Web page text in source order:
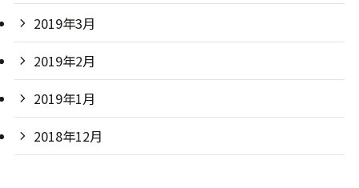
2019年3月
2019年2月
2019年1月
2018年12月